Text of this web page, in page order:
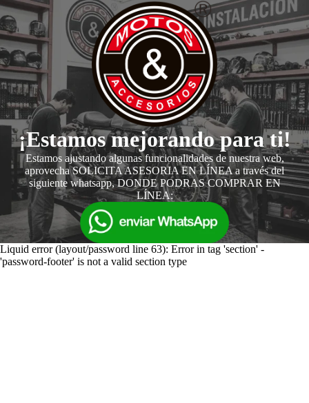
¡Estamos mejorando para ti!
Estamos ajustando algunas funcionalidades de nuestra web,
aprovecha SOLICITA ASESORIA EN LÍNEA a través del
siguiente whatsapp, DONDE PODRAS COMPRAR EN
LÍNEA:
Liquid error (layout/password line 63): Error in tag 'section' -
'password-footer' is not a valid section type